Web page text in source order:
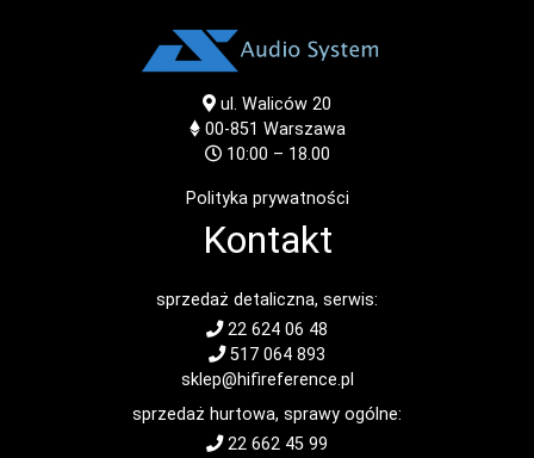
ul. Waliców 20
00-851 Warszawa
10:00 – 18.00
Polityka prywatności
Kontakt
sprzedaż detaliczna, serwis:
22 624 06 48
517 064 893
sklep@hifireference.pl
sprzedaż hurtowa, sprawy ogólne:
22 662 45 99